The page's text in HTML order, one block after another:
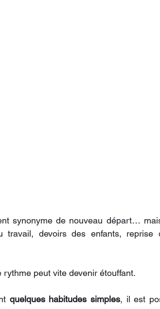
synonyme de nouveau départ…
travail, devoirs des enfants, reprise
rythme peut vite devenir étouffant.
quelques habitudes simples, il est